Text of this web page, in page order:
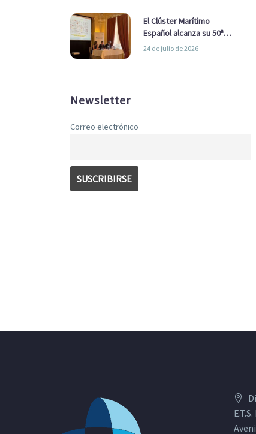
Ayuntamiento
El Clúster Marítimo
Español alcanza su 50ª
Asamblea reafirmando su
24 de julio de 2026
Newsletter
Correo electrónico